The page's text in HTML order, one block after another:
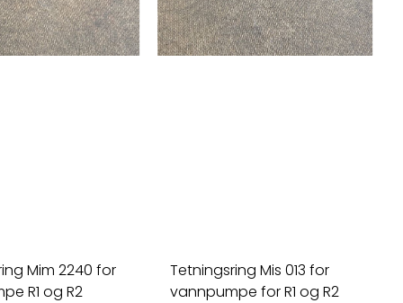
Mim 2240 for
R1 og R2
Tetningsring Mis 013 for
vannpumpe for R1 og R2